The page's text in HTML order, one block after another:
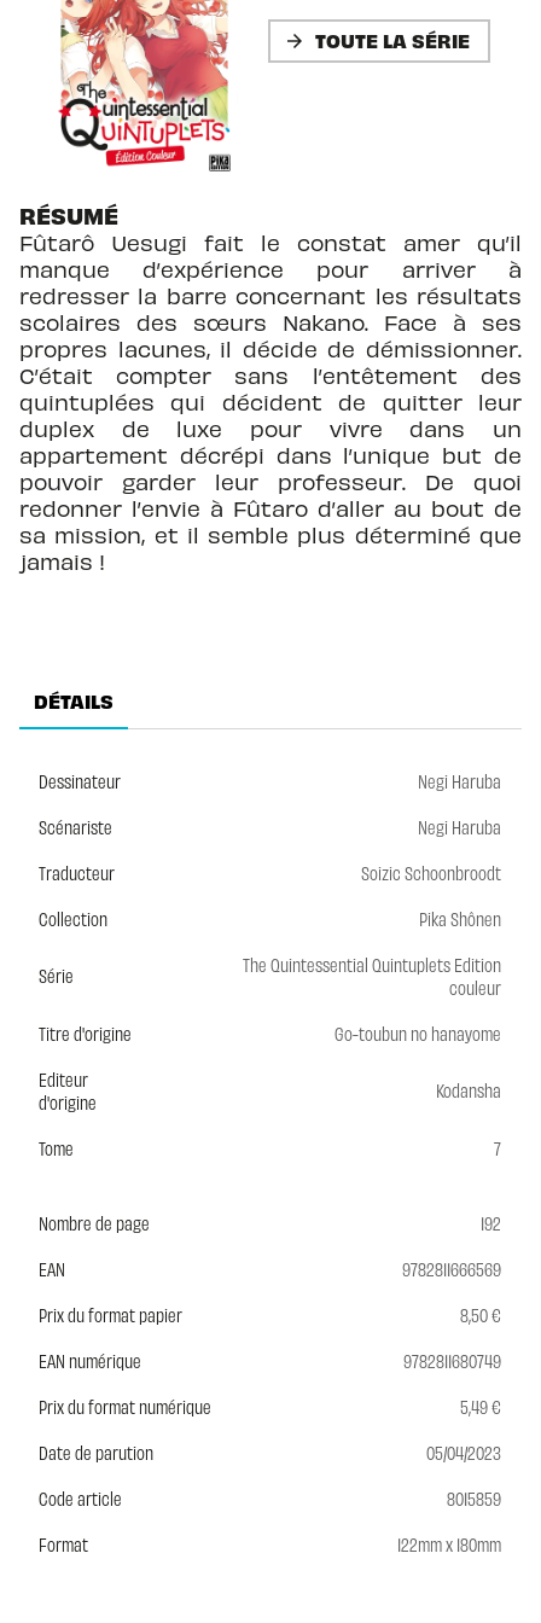
arrow_forward TOUTE LA SÉRIE
RÉSUMÉ
Fûtarô Uesugi fait le constat amer qu’il
manque d’expérience pour arriver à
redresser la barre concernant les résultats
scolaires des sœurs Nakano. Face à ses
propres lacunes, il décide de démissionner.
C’était compter sans l’entêtement des
quintuplées qui décident de quitter leur
duplex de luxe pour vivre dans un
appartement décrépi dans l’unique but de
pouvoir garder leur professeur. De quoi
redonner l’envie à Fûtaro d’aller au bout de
sa mission, et il semble plus déterminé que
jamais !
DÉTAILS
Dessinateur
Negi Haruba
Scénariste
Negi Haruba
Traducteur
Soizic Schoonbroodt
Collection
Pika Shônen
Série
The Quintessential Quintuplets Edition
couleur
Titre d'origine
Go-toubun no hanayome
Editeur
d'origine
Kodansha
Tome 7
Nombre de page
192
EAN
9782811666569
Prix du format papier
8,50 €
EAN numérique
9782811680749
Prix du format numérique
5,49 €
Date de parution
05/04/2023
Code article
8015859
Format
122mm x 180mm